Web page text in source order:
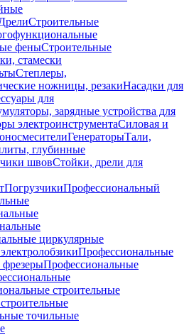
Строительные
феныСтроительные
стамески
Степлеры,
ножницы, резакиНасадки для
для
зарядные устройства для
электроинструментаСиловая и
ГенераторыТали,
глубинные
швовСтойки, дрели для
ПогрузчикиПрофессиональный
циркулярные
Профессиональные
Профессиональные
строительные
точильные